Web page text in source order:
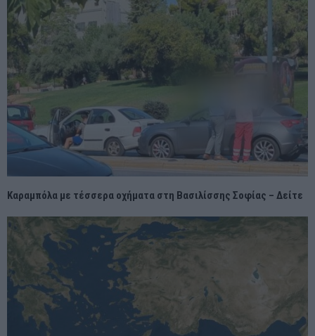
Καραμπόλα με τέσσερα οχήματα στη Βασιλίσσης Σοφίας – Δείτε